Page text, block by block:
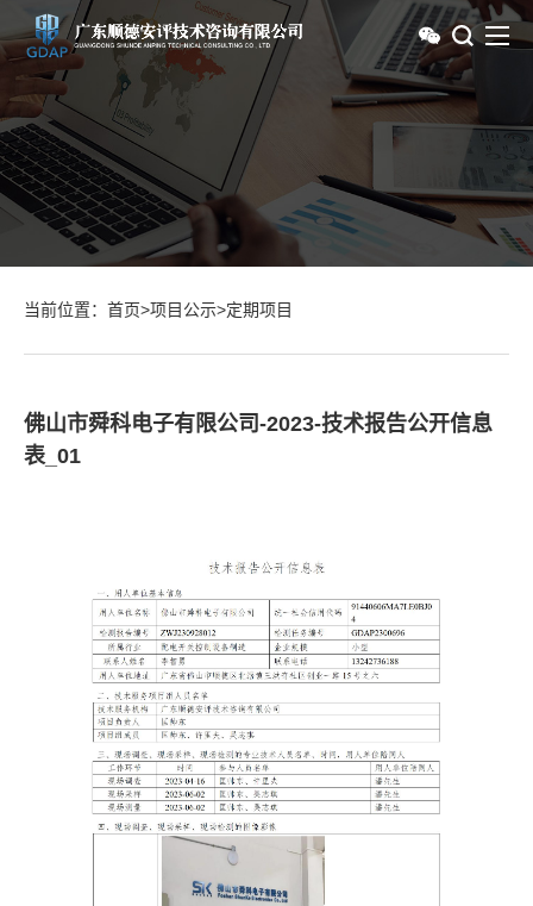
当前位置： 首页>项目公示>定期项目
佛山市舜科电子有限公司-2023-技术报告公开信息
表_01